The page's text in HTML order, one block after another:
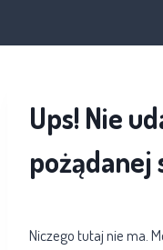
Ups! Nie
pożądanej
Niczego tutaj nie ma.